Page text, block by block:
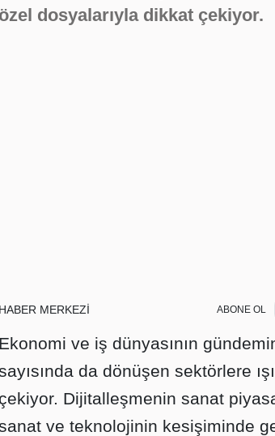
özel dosyalarıyla dikkat çekiyor.
HABER MERKEZİ ABONE OL
Ekonomi ve iş dünyasının
da dönüşen sektörlere
çekiyor. Dijitalleşmenin sanat
ve teknolojinin kesişiminde